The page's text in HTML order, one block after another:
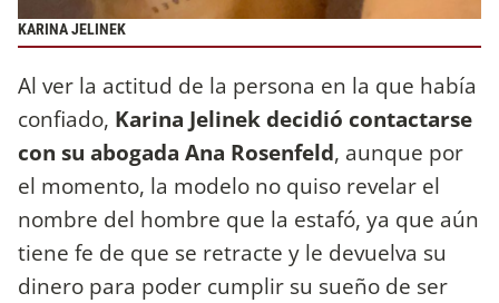
KARINA JELINEK
Al ver la actitud de la persona en la que había
confiado, Karina Jelinek decidió contactarse
con su abogada Ana Rosenfeld, aunque por
el momento, la modelo no quiso revelar el
nombre del hombre que la estafó, ya que aún
tiene fe de que se retracte y le devuelva su
dinero para poder cumplir su sueño de ser